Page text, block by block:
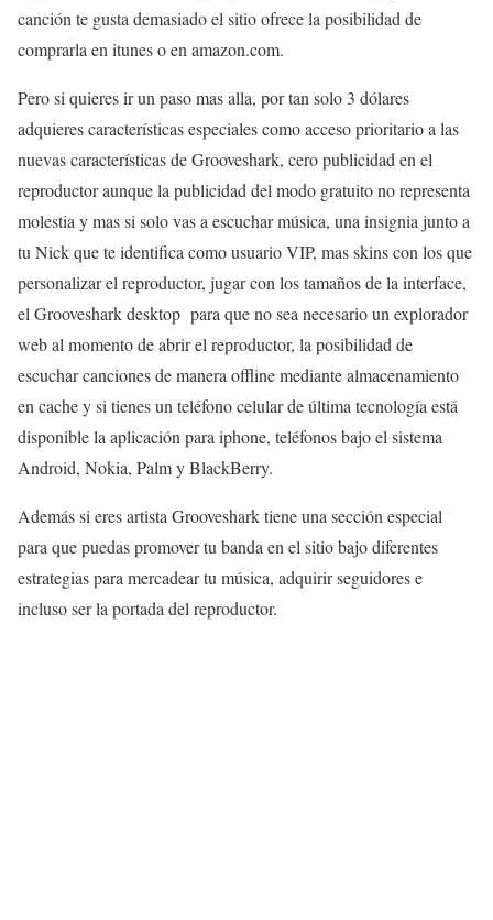
canción te gusta demasiado el sitio ofrece la posibilidad de
comprarla en itunes o en amazon.com.
Pero si quieres ir un paso mas alla, por tan solo 3 dólares
adquieres características especiales como acceso prioritario a las
nuevas características de Grooveshark, cero publicidad en el
reproductor aunque la publicidad del modo gratuito no representa
molestia y mas si solo vas a escuchar música, una insignia junto a
tu Nick que te identifica como usuario VIP, mas skins con los que
personalizar el reproductor, jugar con los tamaños de la interface,
el Grooveshark desktop para que no sea necesario un explorador
web al momento de abrir el reproductor, la posibilidad de
escuchar canciones de manera offline mediante almacenamiento
en cache y si tienes un teléfono celular de última tecnología está
disponible la aplicación para iphone, teléfonos bajo el sistema
Android, Nokia, Palm y BlackBerry.
Además si eres artista Grooveshark tiene una sección especial
para que puedas promover tu banda en el sitio bajo diferentes
estrategias para mercadear tu música, adquirir seguidores e
incluso ser la portada del reproductor.